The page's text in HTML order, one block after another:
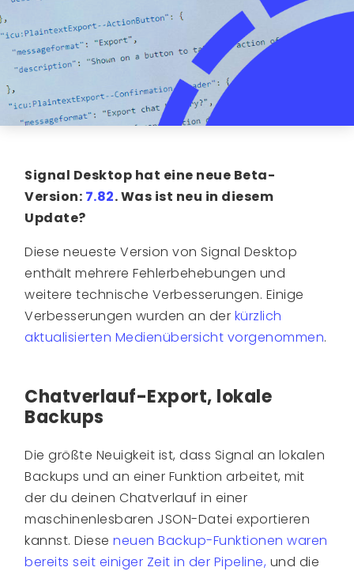
Signal Desktop hat eine neue Beta-
Version: 7.82. Was ist neu in diesem
Update?
Diese neueste Version von Signal Desktop
enthält mehrere Fehlerbehebungen und
weitere technische Verbesserungen. Einige
Verbesserungen wurden an der kürzlich
aktualisierten Medienübersicht vorgenommen.
Chatverlauf-Export, lokale
Backups
Die größte Neuigkeit ist, dass Signal an lokalen
Backups und an einer Funktion arbeitet, mit
der du deinen Chatverlauf in einer
maschinenlesbaren JSON-Datei exportieren
kannst. Dieseneuen Backup-Funktionen waren
bereits seit einiger Zeit in der Pipeline, und die